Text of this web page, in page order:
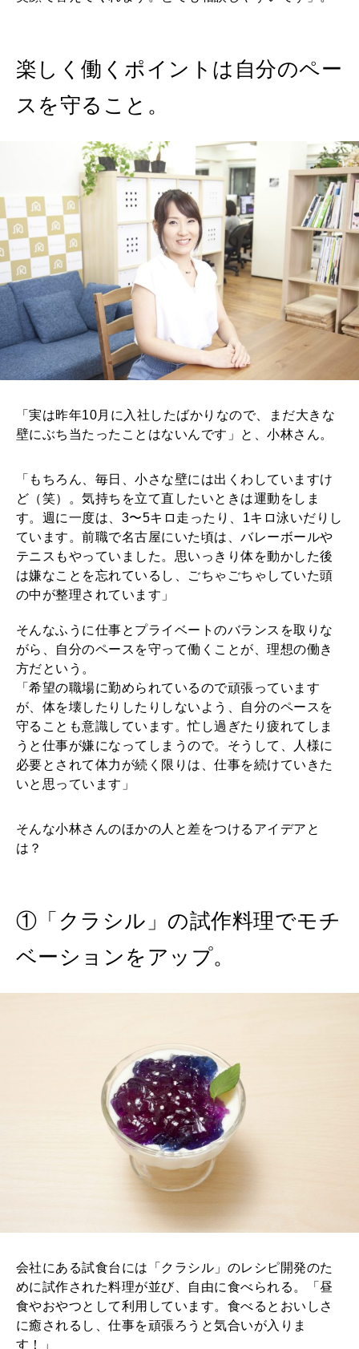
楽しく働くポイントは自分のペー
スを守ること。
「実は昨年10月に入社したばかりなので、まだ大きな
壁にぶち当たったことはないんです」と、小林さん。
「もちろん、毎日、小さな壁には出くわしていますけ
ど（笑）。気持ちを立て直したいときは運動をしま
す。週に一度は、3〜5キロ走ったり、1キロ泳いだりし
ています。前職で名古屋にいた頃は、バレーボールや
テニスもやっていました。思いっきり体を動かした後
は嫌なことを忘れているし、ごちゃごちゃしていた頭
の中が整理されています」
そんなふうに仕事とプライベートのバランスを取りな
がら、自分のペースを守って働くことが、理想の働き
方だという。
「希望の職場に勤められているので頑張っています
が、体を壊したりしたりしないよう、自分のペースを
守ることも意識しています。忙し過ぎたり疲れてしま
うと仕事が嫌になってしまうので。そうして、人様に
必要とされて体力が続く限りは、仕事を続けていきた
いと思っています」
そんな小林さんのほかの人と差をつけるアイデアと
は？
①「クラシル」の試作料理でモチ
ベーションをアップ。
会社にある試食台には「クラシル」のレシピ開発のた
めに試作された料理が並び、自由に食べられる。「昼
食やおやつとして利用しています。食べるとおいしさ
に癒されるし、仕事を頑張ろうと気合いが入りま
す！」